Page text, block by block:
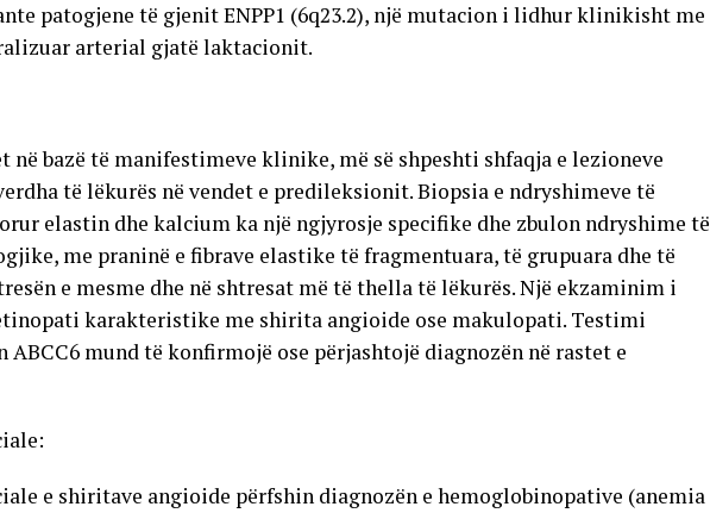
patogjene të gjenit ENPP1 (6q23.2), një mutacion i lidhur klinikisht me
arterial gjatë laktacionit.
në bazë të manifestimeve klinike, më së shpeshti shfaqja e lezioneve
të lëkurës në vendet e predileksionit. Biopsia e ndryshimeve të
elastin dhe kalcium ka një ngjyrosje specifike dhe zbulon ndryshime të
me praninë e fibrave elastike të fragmentuara, të grupuara dhe të
e mesme dhe në shtresat më të thella të lëkurës. Një ekzaminim i
karakteristike me shirita angioide ose makulopati. Testimi
ABCC6 mund të konfirmojë ose përjashtojë diagnozën në rastet e
e shiritave angioide përfshin diagnozën e hemoglobinopative (anemia